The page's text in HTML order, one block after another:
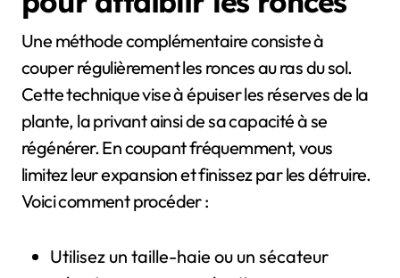
Une méthode complémentaire consiste à
couper régulièrement les ronces au ras du sol.
Cette technique vise à épuiser les réserves de la
plante, la privant ainsi de sa capacité à se
régénérer. En coupant fréquemment, vous
limitez leur expansion et finissez par les détruire.
Voici comment procéder :
Utilisez un taille-haie ou un sécateur